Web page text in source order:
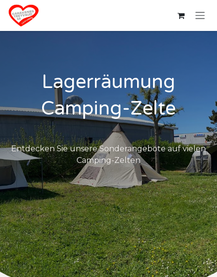
Zum Inhalt springen
Lagerräumung
Camping-Zelte
Entdecken Sie unsere Sonderangebote auf vielen
Camping-Zelten